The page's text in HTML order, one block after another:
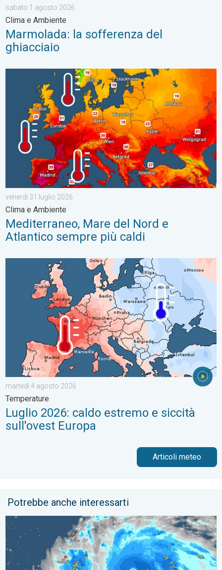
sabato 1 agosto 2026
Clima e Ambiente
Marmolada: la sofferenza del
ghiacciaio
Mediterraneo, Mare del Nord e Atlantico sempre più caldi.
venerdì 31 luglio 2026
Clima e Ambiente
Mediterraneo, Mare del Nord e
Atlantico sempre più caldi
Luglio 2026: caldo estremo e siccità sull'ovest Europa.
martedì 4 agosto 2026
Temperature
Luglio 2026: caldo estremo e siccità
sull'ovest Europa
Articoli meteo
Potrebbe anche interessarti
BAVI sta per diventare super-tifone!. Cronaca estera. . .